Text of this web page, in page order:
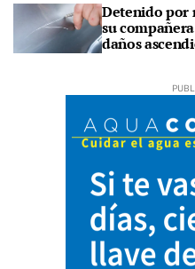
Detenido por
su
daños